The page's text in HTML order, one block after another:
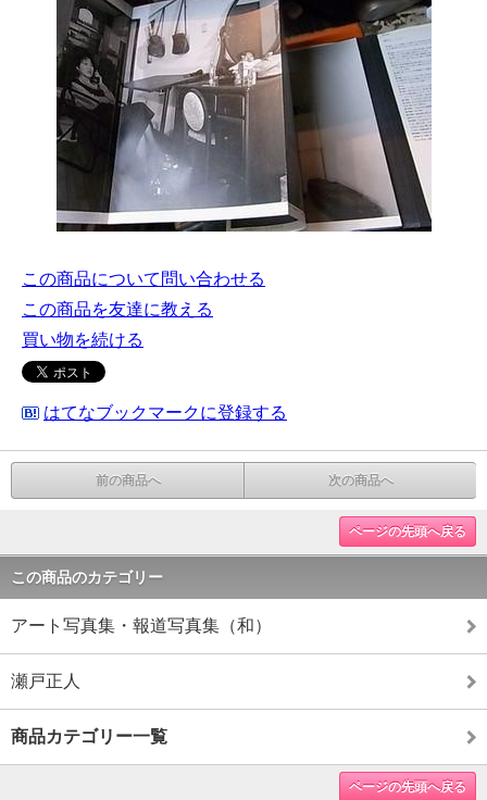
この商品について問い合わせる
この商品を友達に教える
買い物を続ける
はてなブックマークに登録する
前の商品へ 次の商品へ
ページの先頭へ戻る
この商品のカテゴリー
アート写真集・報道写真集（和）
瀬戸正人
商品カテゴリー一覧
ページの先頭へ戻る